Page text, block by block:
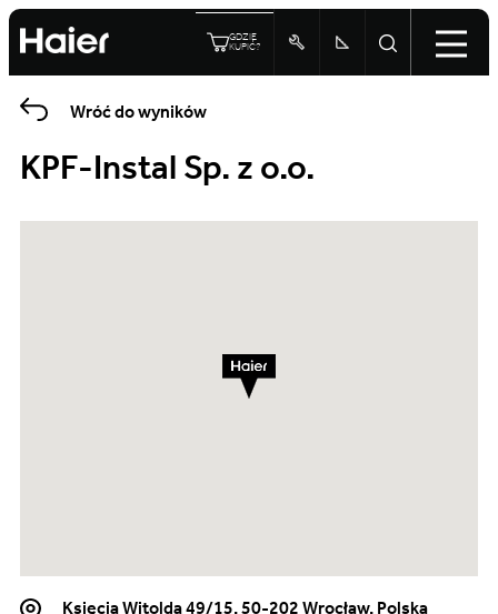
GDZIE
KUPIĆ?
Wróć do wyników
KPF-Instal Sp. z o.o.
Księcia Witolda 49/15, 50-202 Wrocław, Polska